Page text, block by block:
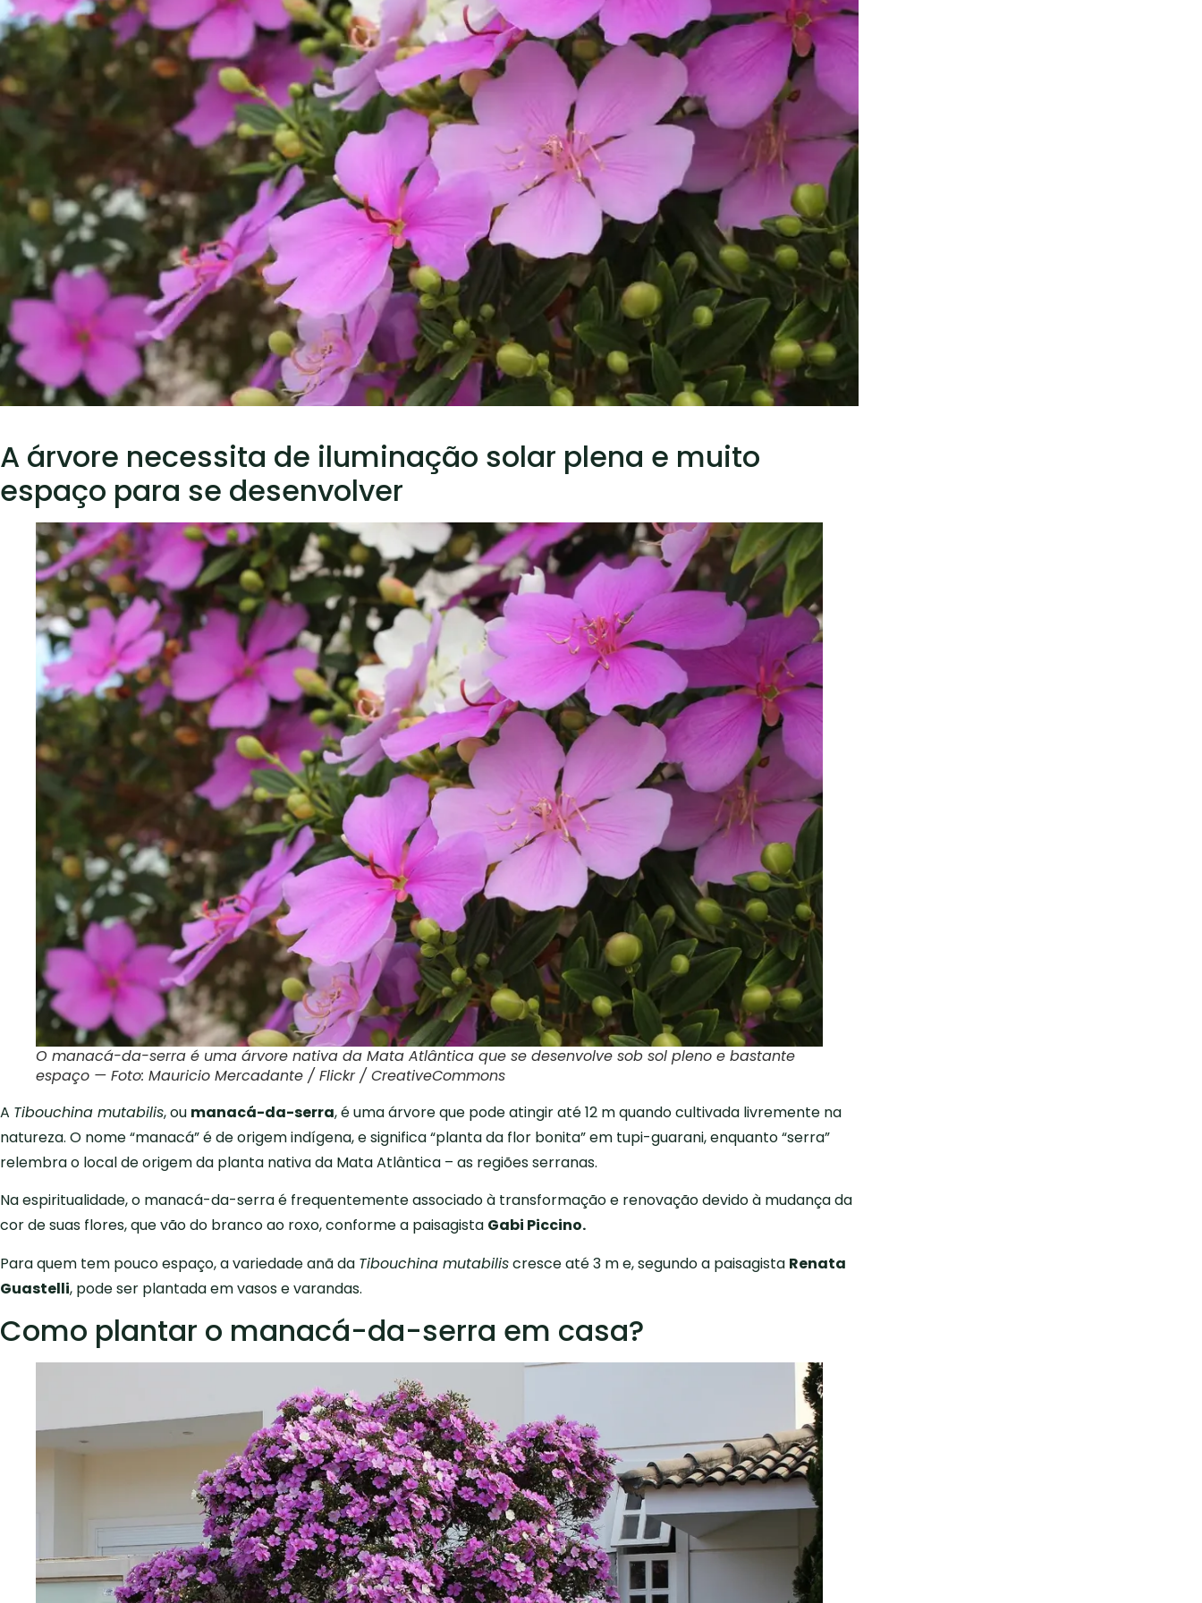
A árvore necessita de iluminação solar plena e muito
espaço para se desenvolver
O manacá-da-serra é uma árvore nativa da Mata Atlântica que se desenvolve sob sol pleno e bastante
espaço — Foto: Mauricio Mercadante / Flickr / CreativeCommons
A Tibouchina mutabilis, ou manacá-da-serra, é uma árvore que pode atingir até 12 m quando cultivada livremente na
natureza. O nome “manacá” é de origem indígena, e significa “planta da flor bonita” em tupi-guarani, enquanto “serra”
relembra o local de origem da planta nativa da Mata Atlântica – as regiões serranas.
Na espiritualidade, o manacá-da-serra é frequentemente associado à transformação e renovação devido à mudança da
cor de suas flores, que vão do branco ao roxo, conforme a paisagista Gabi Piccino.
Para quem tem pouco espaço, a variedade anã da Tibouchina mutabiliscresce até 3 m e, segundo a paisagista Renata
Guastelli, pode ser plantada em vasos e varandas.
Como plantar o manacá-da-serra em casa?